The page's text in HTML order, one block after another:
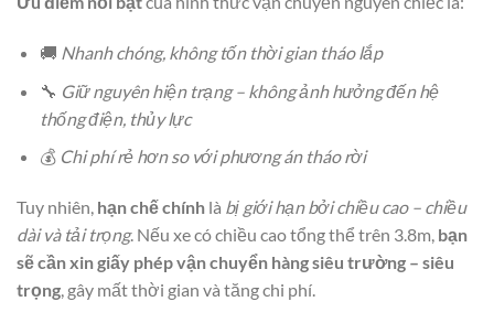
🚚 Nhanh chóng, không tốn thời gian tháo lắp
🔧 Giữ nguyên hiện trạng – không ảnh hưởng đến hệ
thống điện, thủy lực
💰 Chi phí rẻ hơn so với phương án tháo rời
Tuy nhiên, hạn chế chính là bị giới hạn bởi chiều cao – chiều
dài và tải trọng. Nếu xe có chiều cao tổng thể trên 3.8m, bạn
sẽ cần xin giấy phép vận chuyển hàng siêu trường – siêu
trọng, gây mất thời gian và tăng chi phí.